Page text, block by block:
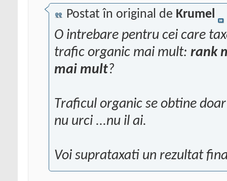
Postat în original de Krumel
O intrebare pentru cei care
trafic organic mai mult: rank
mai mult?
Traficul organic se obtine
nu urci ...nu il ai.
Voi suprataxati un rezultat